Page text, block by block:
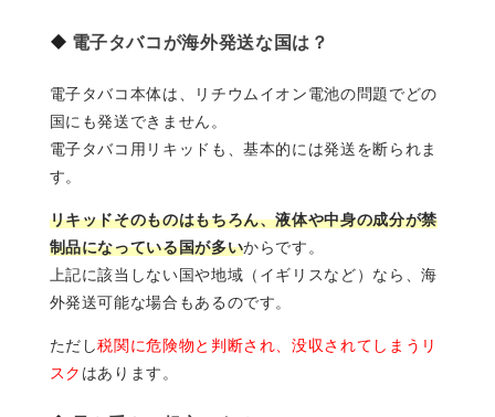
電子タバコが海外発送な国は？
電子タバコ本体は、リチウムイオン電池の問題でどの
国にも発送できません。
電子タバコ用リキッドも、基本的には発送を断られま
す。
リキッドそのものはもちろん、液体や中身の成分が禁
制品になっている国が多いからです。
上記に該当しない国や地域（イギリスなど）なら、海
外発送可能な場合もあるのです。
ただし税関に危険物と判断され、没収されてしまうリ
スク はあります。